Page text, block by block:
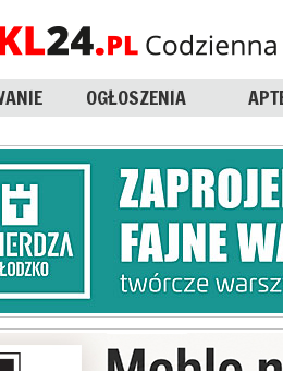
OGŁOSZENIA